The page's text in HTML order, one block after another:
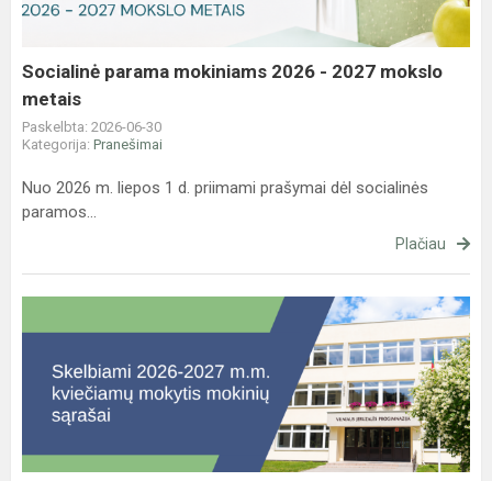
2027
metais
Socialinė parama mokiniams 2026 - 2027 mokslo
metais
Paskelbta: 2026-06-30
Kategorija: Pranešimai
Nuo 2026 m. liepos 1 d. priimami prašymai dėl socialinės
paramos...
Plačiau
į
Vilniaus
Jeruzalės
progimnaziją